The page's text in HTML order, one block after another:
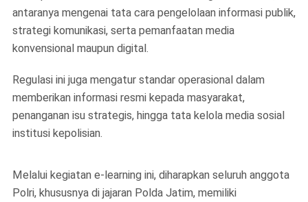
antaranya mengenai tata cara pengelolaan informasi publik,
strategi komunikasi, serta pemanfaatan media
konvensional maupun digital.
Regulasi ini juga mengatur standar operasional dalam
memberikan informasi resmi kepada masyarakat,
penanganan isu strategis, hingga tata kelola media sosial
institusi kepolisian.
Melalui kegiatan e-learning ini, diharapkan seluruh anggota
Polri, khususnya di jajaran Polda Jatim, memiliki